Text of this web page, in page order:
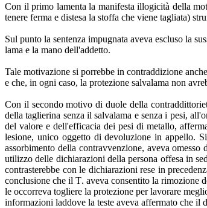
Con il primo lamenta la manifesta illogicità della
tenere ferma e distesa la stoffa che viene tagliata)
Sul punto la sentenza impugnata aveva escluso la
lama e la mano dell'addetto.
Tale motivazione si porrebbe in contraddizione
e che, in ogni caso, la protezione salvalama non
Con il secondo motivo di duole della
della taglierina senza il salvalama e senza i pesi,
del valore e dell'efficacia dei pesi di metallo,
lesione, unico oggetto di devoluzione in appello.
assorbimento della contravvenzione, aveva
utilizzo delle dichiarazioni della persona offesa in
contrasterebbe con le dichiarazioni rese in
conclusione che il T. aveva consentito la rimozione
le occorreva togliere la protezione per lavorare
informazioni laddove la teste aveva affermato che il